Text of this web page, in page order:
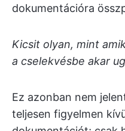
dokumentációra
Kicsit olyan, mint
a cselekvésbe akar
Ez azonban nem
teljesen figyelmen